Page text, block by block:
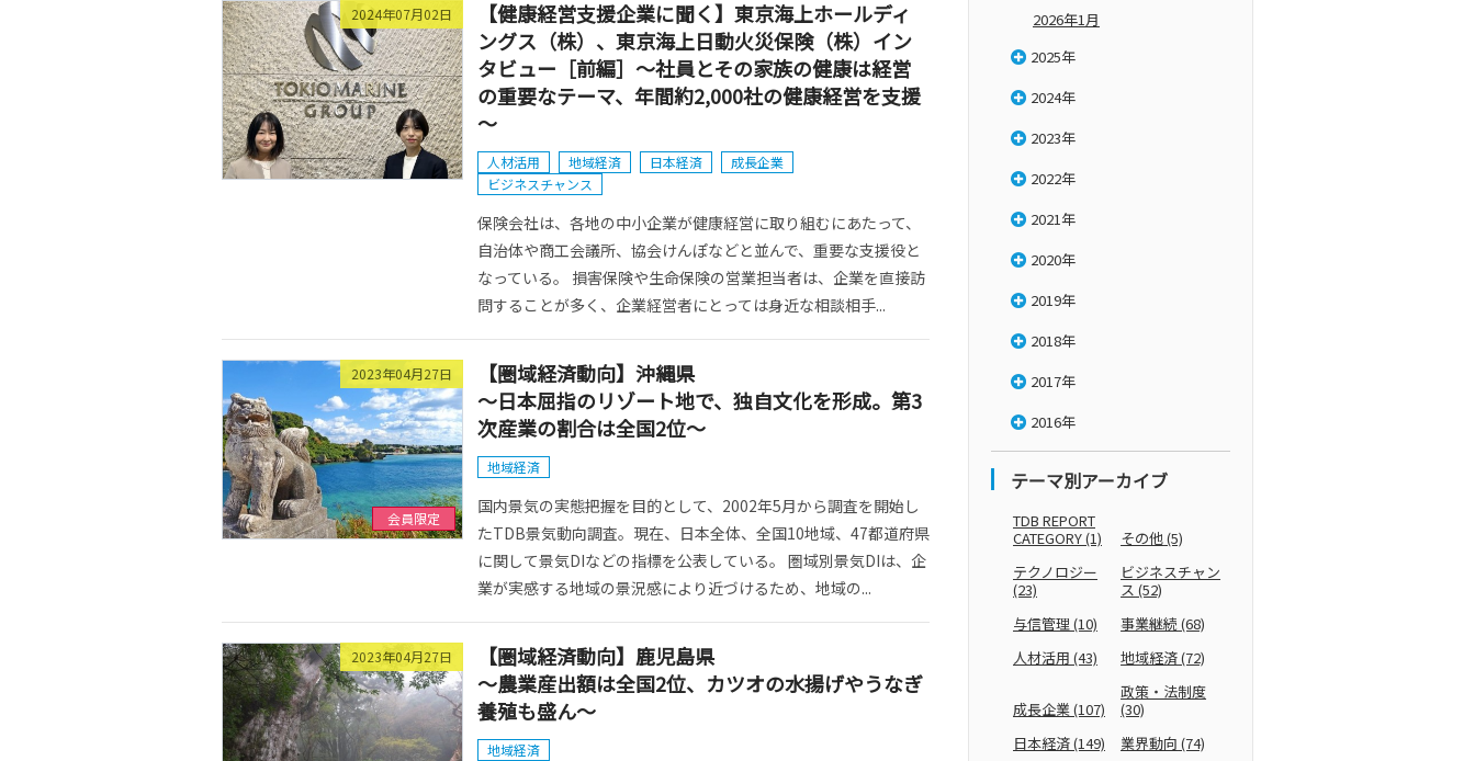
2024年07月02日
【健康経営支援企業に聞く】東京海上ホールディ
ングス（株）、東京海上日動火災保険（株）イン
タビュー［前編］～社員とその家族の健康は経営
の重要なテーマ、年間約2,000社の健康経営を支援
～
人材活用 地域経済 日本経済
成長企業
ビジネスチャンス
保険会社は、各地の中小企業が健康経営に取り組むにあたって、
自治体や商工会議所、協会けんぽなどと並んで、重要な支援役と
なっている。 損害保険や生命保険の営業担当者は、企業を直接訪
問することが多く、企業経営者にとっては身近な相談相手...
2023年04月27日
会員限定
【圏域経済動向】沖縄県
～日本屈指のリゾート地で、独自文化を形成。第3
次産業の割合は全国2位～
地域経済
国内景気の実態把握を目的として、2002年5月から調査を開始し
たTDB景気動向調査。現在、日本全体、全国10地域、47都道府県
に関して景気DIなどの指標を公表している。 圏域別景気DIは、企
業が実感する地域の景況感により近づけるため、地域の...
2023年04月27日
【圏域経済動向】鹿児島県
～農業産出額は全国2位、カツオの水揚げやうなぎ
養殖も盛ん～
地域経済
2026年1月
2025年
2024年
2023年
2022年
2021年
2020年
2019年
2018年
2017年
2016年
テーマ別アーカイブ
TDB REPORT
CATEGORY(1) その他(5)
テクノロジー
(23)
ビジネスチャン
ス (52)
与信管理(10) 事業継続(68)
人材活用 (43) 地域経済(72)
成長企業(107)
政策・法制度
(30)
日本経済(149) 業界動向 (74)